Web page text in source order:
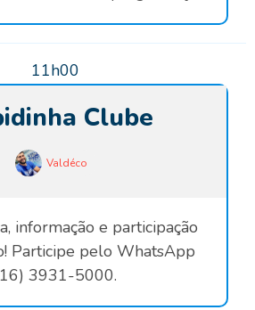
11h00
Clube
Valdéco
informação e participação
Participe pelo WhatsApp
3931-5000.